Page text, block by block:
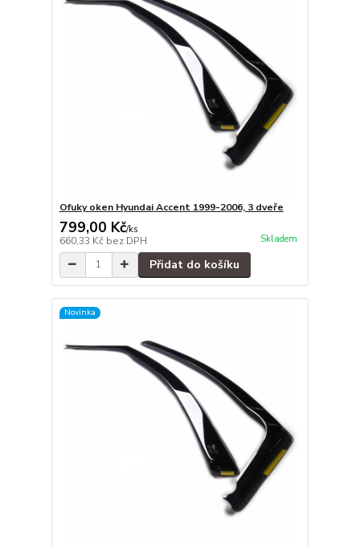
Ofuky oken Hyundai Accent 1999-2006, 3 dveře
799,00 Kč/ks
660,33 Kč bez DPH Skladem
Přidat do košíku
Novinka